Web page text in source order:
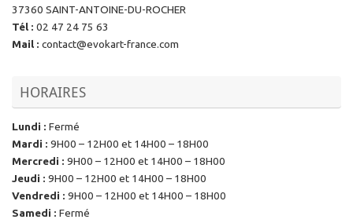
37360 SAINT-ANTOINE-DU-ROCHER
Tél : 02 47 24 75 63
Mail : contact@evokart-france.com
HORAIRES
Lundi : Fermé
Mardi : 9H00 – 12H00 et 14H00 – 18H00
Mercredi : 9H00 – 12H00 et 14H00 – 18H00
Jeudi : 9H00 – 12H00 et 14H00 – 18H00
Vendredi : 9H00 – 12H00 et 14H00 – 18H00
Samedi : Fermé